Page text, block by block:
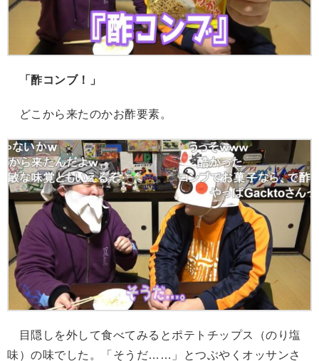
「酢コンブ！」
どこから来たのかお酢要素。
目隠しを外して食べてみるとポテトチップス（のり塩
味）の味でした。「そうだ……」とつぶやくオッサンさ